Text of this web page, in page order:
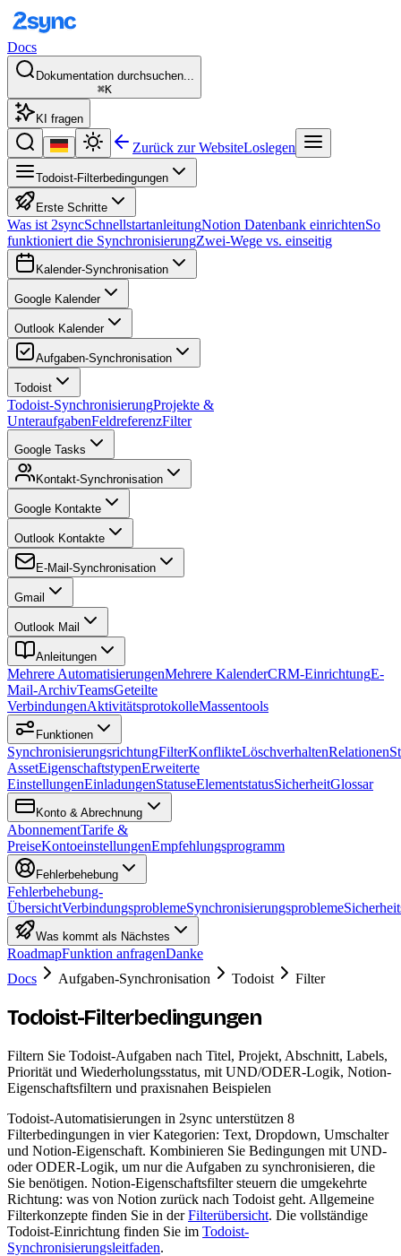
Docs
Dokumentation durchsuchen...
⌘K
KI fragen
Zurück zur WebsiteLoslegen
Todoist-Filterbedingungen
Erste Schritte
Was ist 2syncSchnellstartanleitungNotion Datenbank einrichtenSo
funktioniert die SynchronisierungZwei-Wege vs. einseitig
Kalender-Synchronisation
Google Kalender
Outlook Kalender
Aufgaben-Synchronisation
Todoist
Todoist-SynchronisierungProjekte &
UnteraufgabenFeldreferenzFilter
Google Tasks
Kontakt-Synchronisation
Google Kontakte
Outlook Kontakte
E-Mail-Synchronisation
Gmail
Outlook Mail
Anleitungen
Mehrere AutomatisierungenMehrere KalenderCRM-EinrichtungE-
Mail-ArchivTeamsGeteilte
VerbindungenAktivitätsprotokolleMassentools
Funktionen
SynchronisierungsrichtungFilterKonflikteLöschverhaltenRelationen
AssetEigenschaftstypenErweiterte
EinstellungenEinladungenStatuseElementstatusSicherheitGlossar
Konto & Abrechnung
AbonnementTarife &
PreiseKontoeinstellungenEmpfehlungsprogramm
Fehlerbehebung
Fehlerbehebung-
ÜbersichtVerbindungsproblemeSynchronisierungsprobleme
Was kommt als Nächstes
RoadmapFunktion anfragenDanke
Docs
Aufgaben-Synchronisation Todoist Filter
Todoist-Filterbedingungen
Filtern Sie Todoist-Aufgaben nach Titel, Projekt, Abschnitt, Labels,
Priorität und Wiederholungsstatus, mit UND/ODER-Logik, Notion-
Eigenschaftsfiltern und praxisnahen Beispielen
Todoist-Automatisierungen in 2sync unterstützen 8
Filterbedingungen in vier Kategorien: Text, Dropdown, Umschalter
und Notion-Eigenschaft. Kombinieren Sie Bedingungen mit UND-
oder ODER-Logik, um nur die Aufgaben zu synchronisieren, die
Sie benötigen. Notion-Eigenschaftsfilter steuern die umgekehrte
Richtung: was von Notion zurück nach Todoist geht. Allgemeine
Filterkonzepte finden Sie in derFilterübersicht. Die vollständige
Todoist-Einrichtung finden Sie im Todoist-
Synchronisierungsleitfaden.